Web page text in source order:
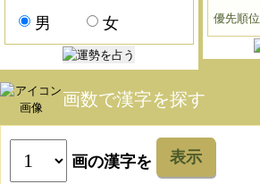
男 女 優先順位
画数で漢字を探す
画の漢字を 表示